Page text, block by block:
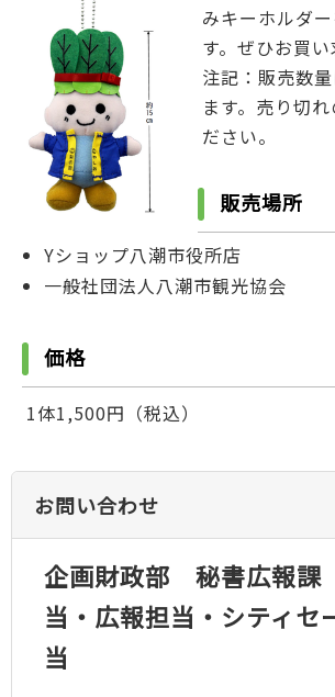
みキーホルダ
す。ぜひお買い
注記：販売数
ます。売り切
ださい。
販売場所
Yショップ八潮市役所店
一般社団法人八潮市観光協会
価格
1体1,500円（税込）
お問い合わせ
企画財政部 秘書広報
当・広報担当・シティセ
当